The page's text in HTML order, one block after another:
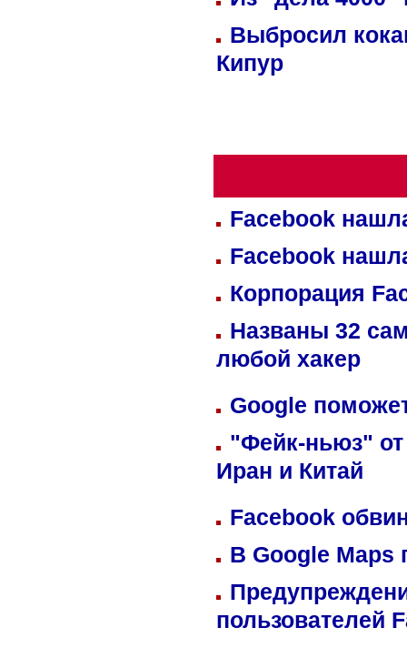
Выбросил
Кипур
Facebook
Facebook
Корпорация
Названы 32
любой хакер
Google
"Фейк-ньюз" от
Иран и Китай
Facebook
В Google Maps
пользователей